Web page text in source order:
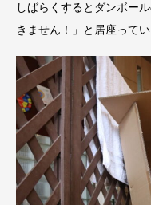
しばらくするとダンボー
きません！」と居座ってい